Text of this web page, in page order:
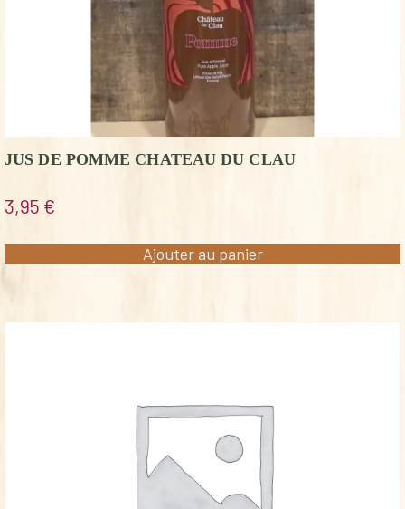
JUS DE POMME CHATEAU DU CLAU
3,95 €
Ajouter au panier